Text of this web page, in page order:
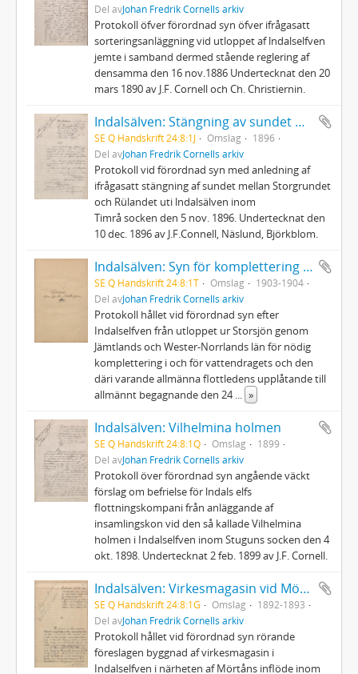
Del avJohan Fredrik Cornells arkiv
Protokoll öfver förordnad syn öfver ifrågasatt
sorteringsanläggning vid utloppet af lndalselfven
jemte i samband dermed stående reglering af
densamma den 16 nov.1886 Undertecknat den 20
mars 1890 av J.F. Cornell och Ch. Christiernin.
Indalsälven: Stängning av sundet mellan storgrundet och Rülandet
SE Q Handskrift 24:8:1J Omslag
1896
Del avJohan Fredrik Cornells arkiv
Protokoll vid förordnad syn med anledning af
ifrågasatt stängning af sundet mellan Storgrundet
och Rülandet uti lndalsälven inom
Timrå socken den 5 nov. 1896. Undertecknat den
10 dec. 1896 av J.F.Connell, Näslund, Björkblom.
Indalsälven: Syn för komplettering av flottleden
SE Q Handskrift 24:8:1T Omslag
1903-1904
Del avJohan Fredrik Cornells arkiv
Protokoll hållet vid förordnad syn efter
Indalselfven från utloppet ur Storsjön genom
Jämtlands och Wester-Norrlands län för nödig
komplettering i och för vattendragets och den
däri varande allmänna flottledens upplåtande till
allmännt begagnande den 24
»
Indalsälven: Vilhelmina holmen
SE Q Handskrift 24:8:1Q Omslag
1899
Del avJohan Fredrik Cornells arkiv
Protokoll över förordnad syn angående väckt
förslag om befrielse för lndals elfs
flottningskompani från anläggande af
insamlingskon vid den så kallade Vilhelmina
holmen i Indalselfven inom Stuguns socken den 4
okt. 1898. Undertecknat 2 feb. 1899 av J.F. Cornell.
Indalsälven: Virkesmagasin vid Mörtåns inflöde & magasinbom i Stugun
SE Q Handskrift 24:8:1G Omslag
1892-1893
Del avJohan Fredrik Cornells arkiv
Protokoll hållet vid förordnad syn rörande
föreslagen byggnad af virkesmagasin i
Indalselfven i närheten af Mörtåns inflöde inom